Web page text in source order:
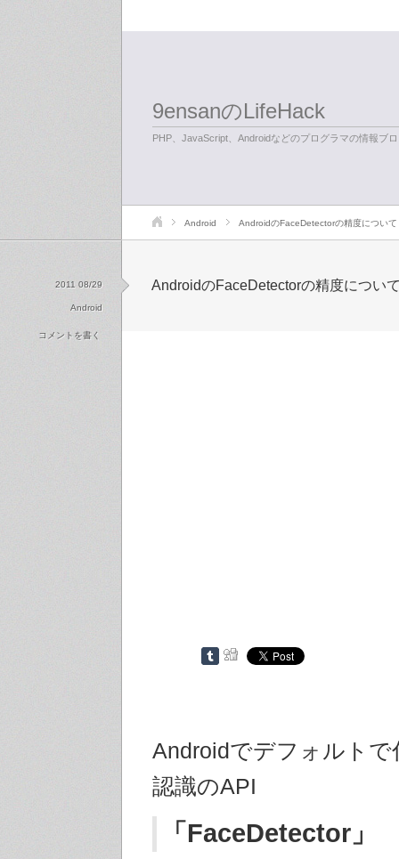
9ensanのLifeHack
PHP、JavaScript、Androidなどのプログラマの情報ブ
Android AndroidのFaceDetectorの精度について
AndroidのFaceDetectorの精度につい
Androidでデフォルト
認識のAPI
「FaceDetector」
2011 08/29
Android
コメントを書く